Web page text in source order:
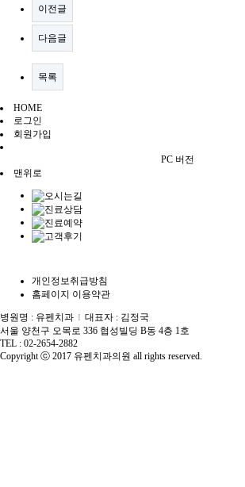
이전글
다음글
목록
HOME
로그인
회원가입
PC 버전
맨위로
개인정보취급방침
홈페이지 이용약관
병원명 : 유펜치과 I 대표자 : 김정국
서울 양천구 오목로 336 협성빌딩 B동 4층 1호
TEL : 02-2654-2882
Copyright ⓒ 2017 유펜치과의원 all rights reserved.